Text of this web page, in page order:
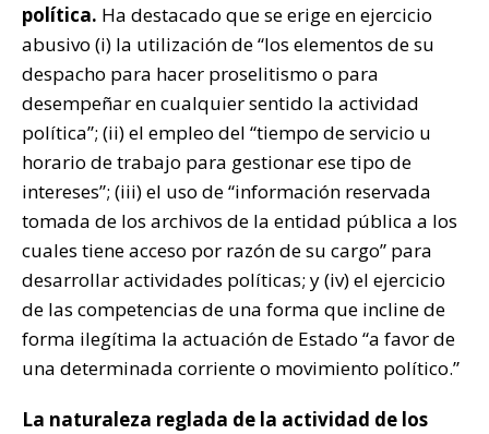
política. Ha destacado que se erige en ejercicio
abusivo (i) la utilización de “los elementos de su
despacho para hacer proselitismo o para
desempeñar en cualquier sentido la actividad
política”; (ii) el empleo del “tiempo de servicio u
horario de trabajo para gestionar ese tipo de
intereses”; (iii) el uso de “información reservada
tomada de los archivos de la entidad pública a los
cuales tiene acceso por razón de su cargo” para
desarrollar actividades políticas; y (iv) el ejercicio
de las competencias de una forma que incline de
forma ilegítima la actuación de Estado “a favor de
una determinada corriente o movimiento político.”
La naturaleza reglada de la actividad de los